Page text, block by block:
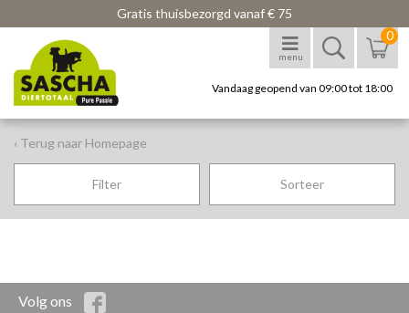
Gratis thuisbezorgd vanaf € 75
menu
0
Vandaag geopend van 09:00 tot 18:00
‹ Terug naar Homepage
Filter Sorteer
Volg ons